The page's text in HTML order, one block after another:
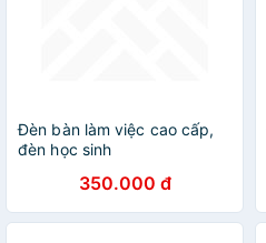
Đèn bàn làm việc cao cấp,
đèn học sinh
350.000 đ